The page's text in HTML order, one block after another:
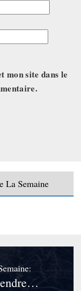
mon site dans le
La Semaine